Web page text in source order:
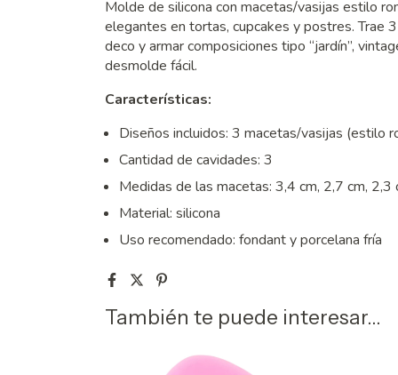
Molde de silicona con macetas/vasijas estilo
elegantes en tortas, cupcakes y postres. Trae
deco y armar composiciones tipo “jardín”,
desmolde fácil.
Características:
Diseños incluidos: 3 macetas/vasijas (estilo
Cantidad de cavidades: 3
Medidas de las macetas: 3,4 cm, 2,7 cm, 2,3
Material: silicona
Uso recomendado: fondant y porcelana fría
También te puede interesar...